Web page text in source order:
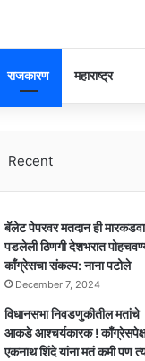
राजकारण महाराष्ट्र
Recent
बॅलेट पेपरवर मतदान ही
पडलेली ठिणगी देशभरात
काँग्रेसचा संकल्प: नाना पटोले
December 7, 2024
विधानसभा निवडणुकीतील मतांचे
आकडे आश्चर्यकारक !
एकनाथ शिंदे यांना मतं कमी पण